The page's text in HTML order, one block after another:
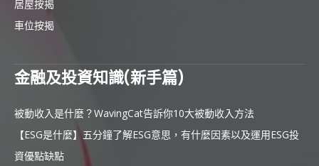
居屋按揭
車位按揭
金融及投資知識(新手篇)
被動收入是什麼？WavingCat告訴你10大被動收入方法
【ESG是什麼】五分鐘了解ESG意思，有什麼因素以及運用ESG投
資優點缺點